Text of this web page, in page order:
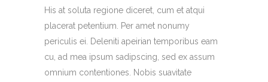
His at soluta regione diceret, cum et atqui
placerat petentium. Per amet nonumy
periculis ei. Deleniti apeirian temporibus eam
cu, ad mea ipsum sadipscing, sed ex assum
omnium contentiones. Nobis suavitate